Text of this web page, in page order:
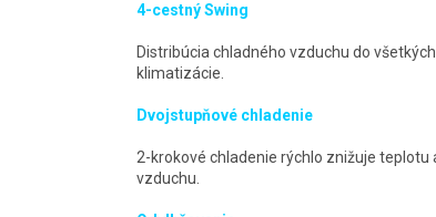
4-cestný Swing
Distribúcia chladného vzduchu do
klimatizácie.
Dvojstupňové chladenie
2-krokové chladenie rýchlo znižuje
vzduchu.